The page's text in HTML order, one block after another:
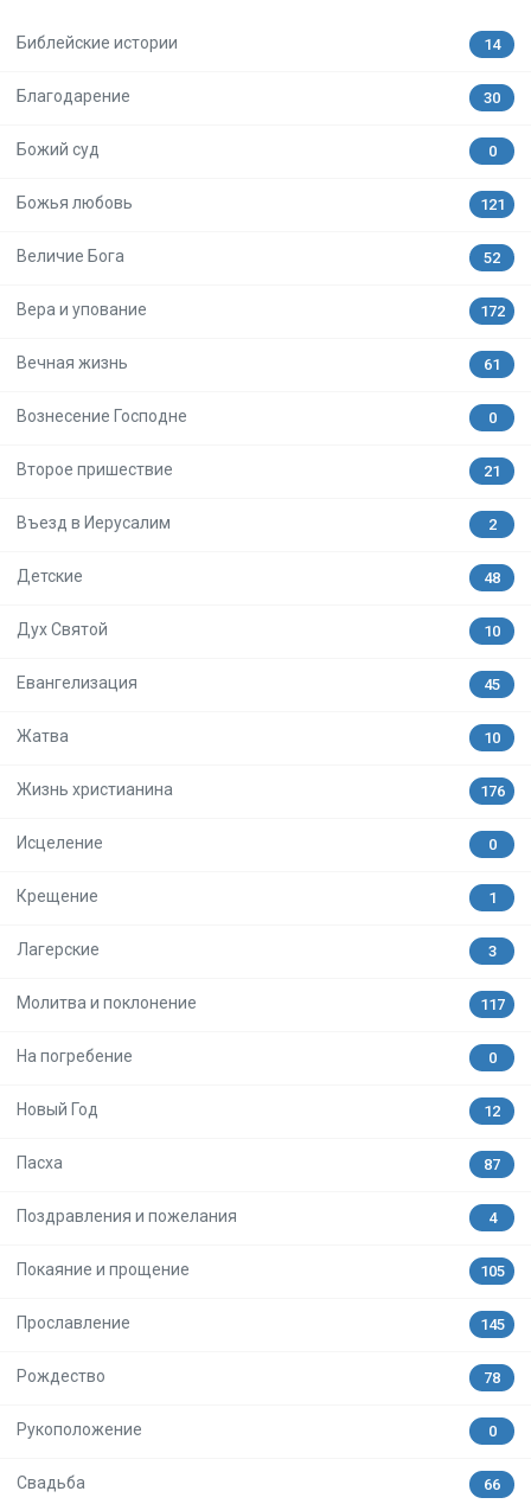
Библейские истории 14
Благодарение 30
Божий суд 0
Божья любовь 121
Величие Бога 52
Вера и упование 172
Вечная жизнь 61
Вознесение Господне 0
Второе пришествие 21
Въезд в Иерусалим 2
Детские 48
Дух Святой 10
Евангелизация 45
Жатва 10
Жизнь христианина 176
Исцеление 0
Крещение 1
Лагерские 3
Молитва и поклонение 117
На погребение 0
Новый Год 12
Пасха 87
Поздравления и пожелания 4
Покаяние и прощение 105
Прославление 145
Рождество 78
Рукоположение 0
Свадьба 66